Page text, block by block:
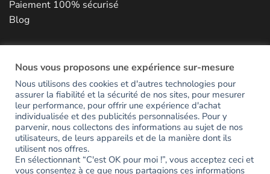
Paiement 100% sécurisé
Blog
RESTONS EN CONTACT
Inscrivez-vous pour avoir accès en avant-première aux
nouveautés et recevoir votre code de bienvenue de -15%.
Nous vous proposons une expérience sur-mesure
Nous utilisons des cookies et d'autres technologies pour
assurer la fiabilité et la sécurité de nos sites, pour mesurer
leur performance, pour offrir une expérience d'achat
individualisée et des publicités personnalisées. Pour y
parvenir, nous collectons des informations au sujet de nos
utilisateurs, de leurs appareils et de la manière dont ils
utilisent nos offres.
En sélectionnant “C'est OK pour moi !”, vous acceptez ceci et
vous consentez à ce que nous partagions ces informations